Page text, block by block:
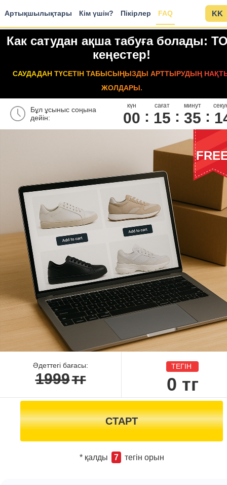
Артықшылықтары Кім үшін? Пікірлер FAQ KK
Как сатудан ақша табуға болады:
кеңестер!
САУДАДАН ТҮСЕТІН ТАБЫСЫҢЫЗДЫ АРТТЫРУДЫҢ
ЖОЛДАРЫ.
Бұл ұсыныс соңына
дейін:
күн
00
сағат
15
минут
35 1
Әдеттегі бағасы:
1999тг
ТЕГІН
0 тг
СТАРТ
* қалды 7 тегін орын